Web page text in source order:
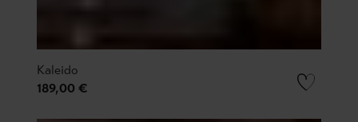
Kaleido
189,00 €